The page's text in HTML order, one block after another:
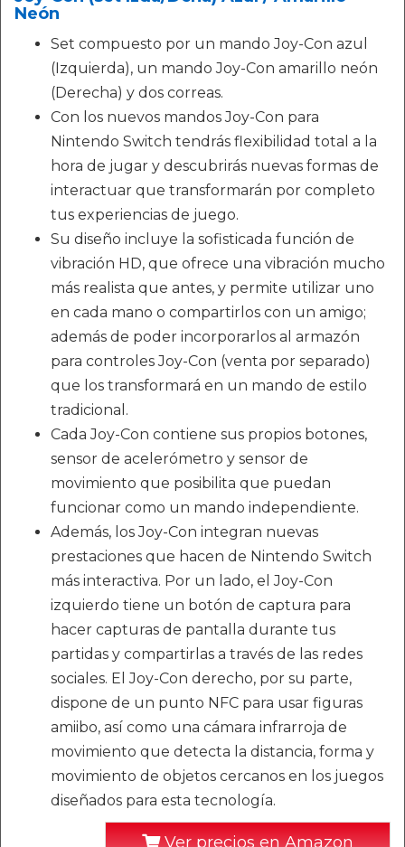
Neón
Set compuesto por un mando Joy-Con azul
(Izquierda), un mando Joy-Con amarillo neón
(Derecha) y dos correas.
Con los nuevos mandos Joy-Con para
Nintendo Switch tendrás flexibilidad total a la
hora de jugar y descubrirás nuevas formas de
interactuar que transformarán por completo
tus experiencias de juego.
Su diseño incluye la sofisticada función de
vibración HD, que ofrece una vibración mucho
más realista que antes, y permite utilizar uno
en cada mano o compartirlos con un amigo;
además de poder incorporarlos al armazón
para controles Joy-Con (venta por separado)
que los transformará en un mando de estilo
tradicional.
Cada Joy-Con contiene sus propios botones,
sensor de acelerómetro y sensor de
movimiento que posibilita que puedan
funcionar como un mando independiente.
Además, los Joy-Con integran nuevas
prestaciones que hacen de Nintendo Switch
más interactiva. Por un lado, el Joy-Con
izquierdo tiene un botón de captura para
hacer capturas de pantalla durante tus
partidas y compartirlas a través de las redes
sociales. El Joy-Con derecho, por su parte,
dispone de un punto NFC para usar figuras
amiibo, así como una cámara infrarroja de
movimiento que detecta la distancia, forma y
movimiento de objetos cercanos en los juegos
diseñados para esta tecnología.
Ver precios en Amazon